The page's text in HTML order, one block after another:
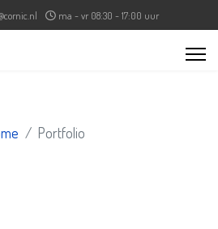
ma - vr 08:30 - 17:00 uur
Portfolio